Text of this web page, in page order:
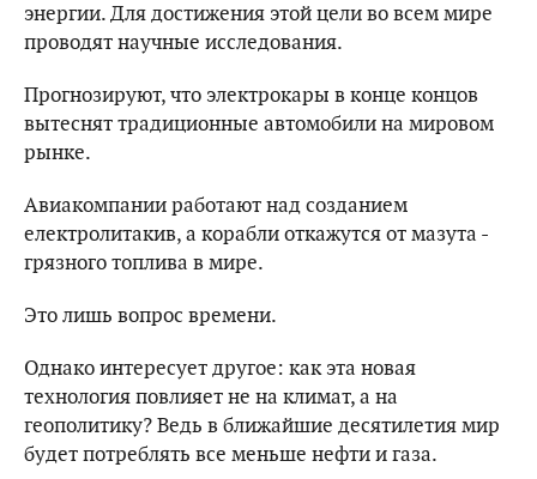
энергии. Для достижения этой цели во всем мире
проводят научные исследования.
Прогнозируют, что электрокары в конце концов
вытеснят традиционные автомобили на мировом
рынке.
Авиакомпании работают над созданием
електролитакив, а корабли откажутся от мазута -
грязного топлива в мире.
Это лишь вопрос времени.
Однако интересует другое: как эта новая
технология повлияет не на климат, а на
геополитику? Ведь в ближайшие десятилетия мир
будет потреблять все меньше нефти и газа.